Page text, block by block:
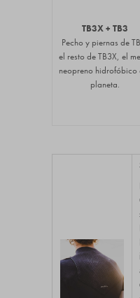
TB3X + TB3
Pecho y piernas de
el resto de TB3X, el
neopreno hidrofóbico
planeta.